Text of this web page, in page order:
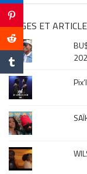
clip
&
musique,
click
sur
le
mois
de
la
sortie
PAGES ET